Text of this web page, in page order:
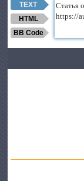
TEXT
HTML
BB Code